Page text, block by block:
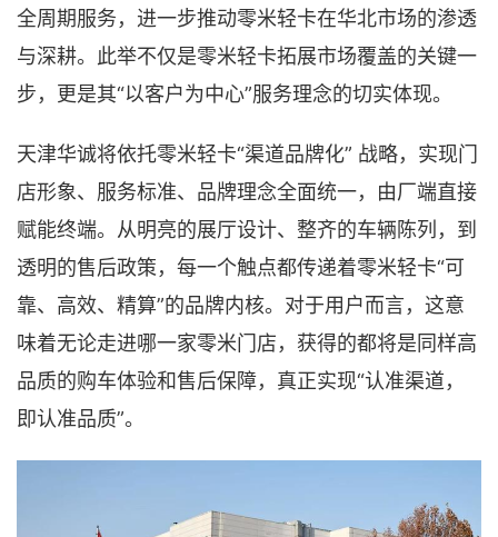
全周期服务，进一步推动零米轻卡在华北市场的渗透
与深耕。此举不仅是零米轻卡拓展市场覆盖的关键一
步，更是其“以客户为中心”服务理念的切实体现。
天津华诚将依托零米轻卡“渠道品牌化” 战略，实现门
店形象、服务标准、品牌理念全面统一，由厂端直接
赋能终端。从明亮的展厅设计、整齐的车辆陈列，到
透明的售后政策，每一个触点都传递着零米轻卡“可
靠、高效、精算”的品牌内核。对于用户而言，这意
味着无论走进哪一家零米门店，获得的都将是同样高
品质的购车体验和售后保障，真正实现“认准渠道，
即认准品质”。